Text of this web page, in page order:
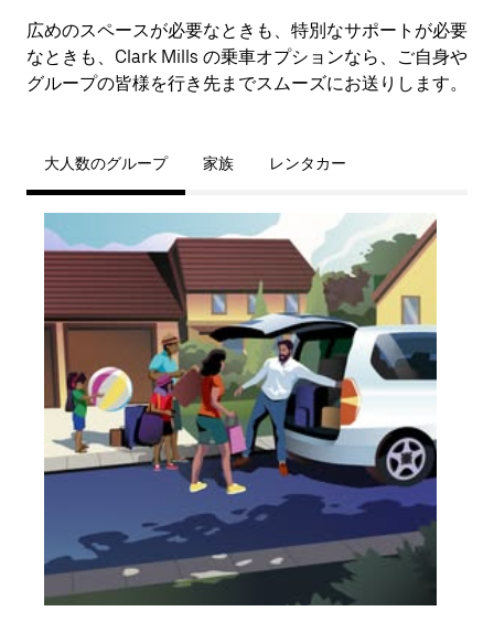
広めのスペースが必要なときも、特別なサポートが必要
なときも、Clark Mills の乗車オプションなら、ご自身や
グループの皆様を行き先までスムーズにお送りします。
大人数のグループ 家族 レンタカー